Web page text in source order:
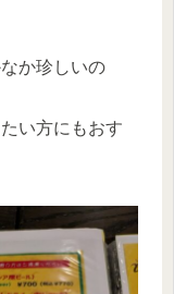
か珍しいの
い方にもおす